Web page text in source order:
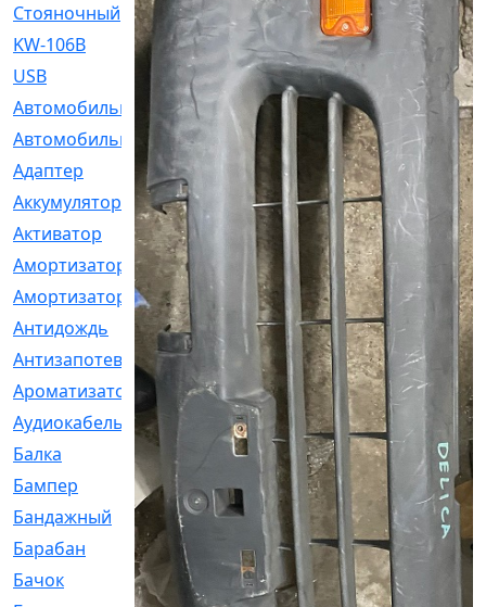
Cтояночный
[1]
KW-106B
[0]
USB
[6]
Автомобильное
[6]
Автомобильный
Адаптер
Аккумулятор
Активатор
Амортизатор
[608]
Амортизаторы
[21]
Антидождь
[1]
Антизапотеватель
[1]
Ароматизатор
[35]
Аудиокабель
Балка
Бампер
[137]
Бандажный
[6]
Барабан
Бачок